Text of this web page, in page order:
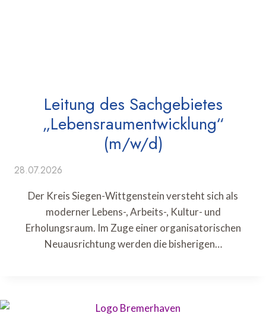
Leitung des Sachgebietes
„Lebensraumentwicklung“
(m/w/d)
28.07.2026
Der Kreis Siegen-Wittgenstein versteht sich als
moderner Lebens-, Arbeits-, Kultur- und
Erholungsraum. Im Zuge einer organisatorischen
Neuausrichtung werden die bisherigen…